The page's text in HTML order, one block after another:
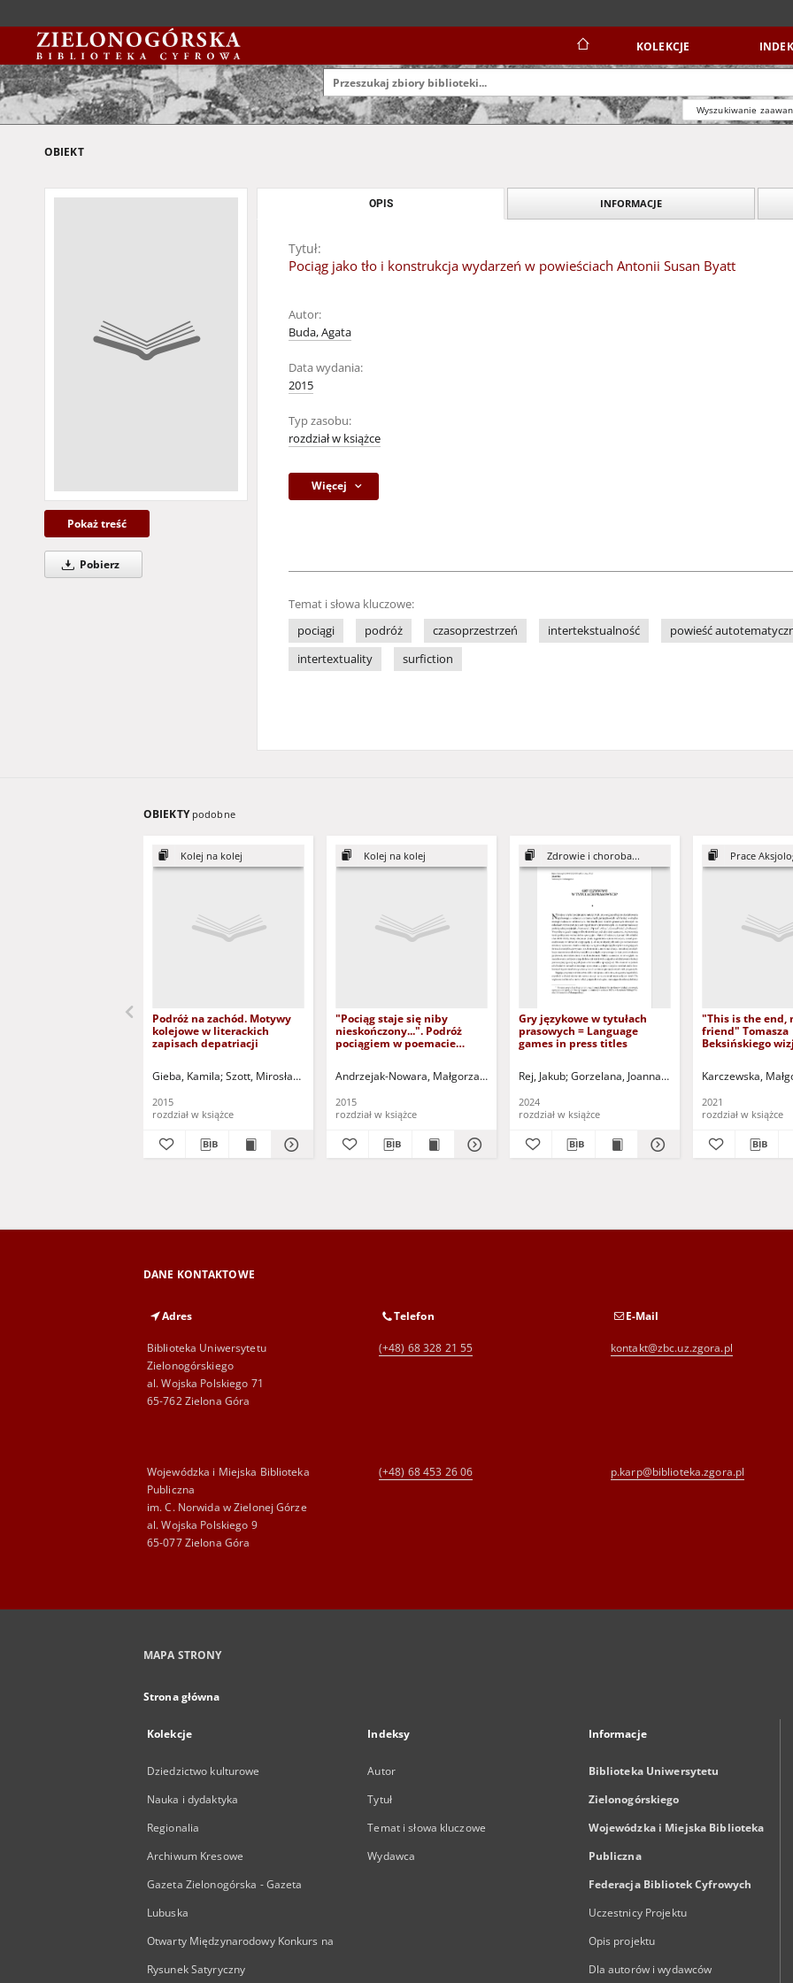
KOLEKCJE
Wyszukiwanie
OBIEKT
Pokaż treść
Pobierz
OPIS INFORMACJE
Tytuł:
Pociąg jako tło i konstrukcja wydarzeń w powieściach Antonii Susan Byatt
Autor:
Buda, Agata
Data wydania:
2015
Typ zasobu:
rozdział w książce
Więcej
Temat i słowa kluczowe:
pociągi
podróż czasoprzestrzeń intertekstualność powieść
intertextuality
surfiction
OBIEKTY podobne
Kolej na kolej
Podróż na zachód. Motywy
kolejowe w literackich
zapisach depatriacji
Gieba, Kamila Szott, Mirosława (1987 -) - red. nauk. Gieba, Kamila (1984 -) - red. Łastowiecki, Janusz - red. nauk.
2015
rozdział w książce
Kolej na kolej
"Pociąg staje się niby
nieskończony...". Podróż
pociągiem w poemacie
Andrzejak-Nowara, Małgorzata Paluch, Aleksandra Szott, Mirosława (1987 -) - red. nauk.
2015
rozdział w książce
Zdrowie i choroba...
Gry językowe w tytułach
prasowych = Language
games in press titles
Rej, Jakub Gorzelana, Joanna - red. nauk. Seul,
2024
rozdział w książce
Prace
"This is the end,
friend" Tomasza
Beksińskiego
end, my only
world and
feuilleton "Fin de
Karczewska,
2021
rozdział w książce
DANE KONTAKTOWE
Adres
Biblioteka Uniwersytetu
Zielonogórskiego
al. Wojska Polskiego 71
65-762 Zielona Góra
Telefon
(+48) 68 328 21 55
E-Mail
kontakt@zbc.uz.zgora.pl
Wojewódzka i Miejska Biblioteka
Publiczna
im. C. Norwida w Zielonej Górze
al. Wojska Polskiego 9
65-077 Zielona Góra
(+48) 68 453 26 06 p.karp@biblioteka.zgora.pl
MAPA STRONY
Strona główna
Kolekcje
Dziedzictwo kulturowe
Nauka i dydaktyka
Regionalia
Archiwum Kresowe
Gazeta Zielonogórska - Gazeta
Lubuska
Otwarty Międzynarodowy Konkurs na
Rysunek Satyryczny
Indeksy
Autor
Tytuł
Temat i słowa kluczowe
Wydawca
Informacje
Biblioteka Uniwersytetu
Zielonogórskiego
Wojewódzka i Miejska Biblioteka
Publiczna
Federacja Bibliotek Cyfrowych
Uczestnicy Projektu
Opis projektu
Dla autorów i wydawców